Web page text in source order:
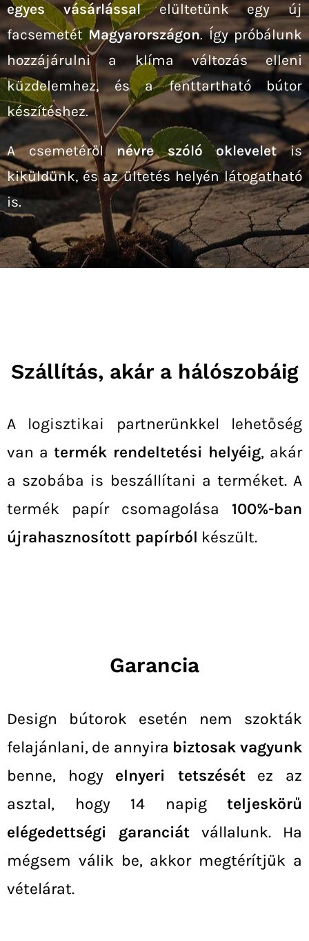
egyes vásárlássalelültetünk egy új
facsemetét Magyarországon. Így próbálunk
hozzájárulni a klíma változás elleni
küzdelemhez, és a fenttartható bútor
készítéshez.
A csemetérőlnévre szóló okleveletis
kiküldünk, és az ültetés helyén látogatható
is.
Szállítás, akár a hálószobáig
A logisztikai partnerünkkel lehetőség
van a termék rendeltetési helyéig, akár
a szobába is beszállítani a terméket. A
termék papír csomagolása 100%-ban
újrahasznosított papírból készült.
Garancia
Design bútorok esetén nem szokták
felajánlani, de annyira biztosak vagyunk
benne, hogy elnyeri tetszésétez az
asztal, hogy 14 napig teljeskörű
elégedettségi garanciát vállalunk. Ha
mégsem válik be, akkor megtérítjük a
vételárat.